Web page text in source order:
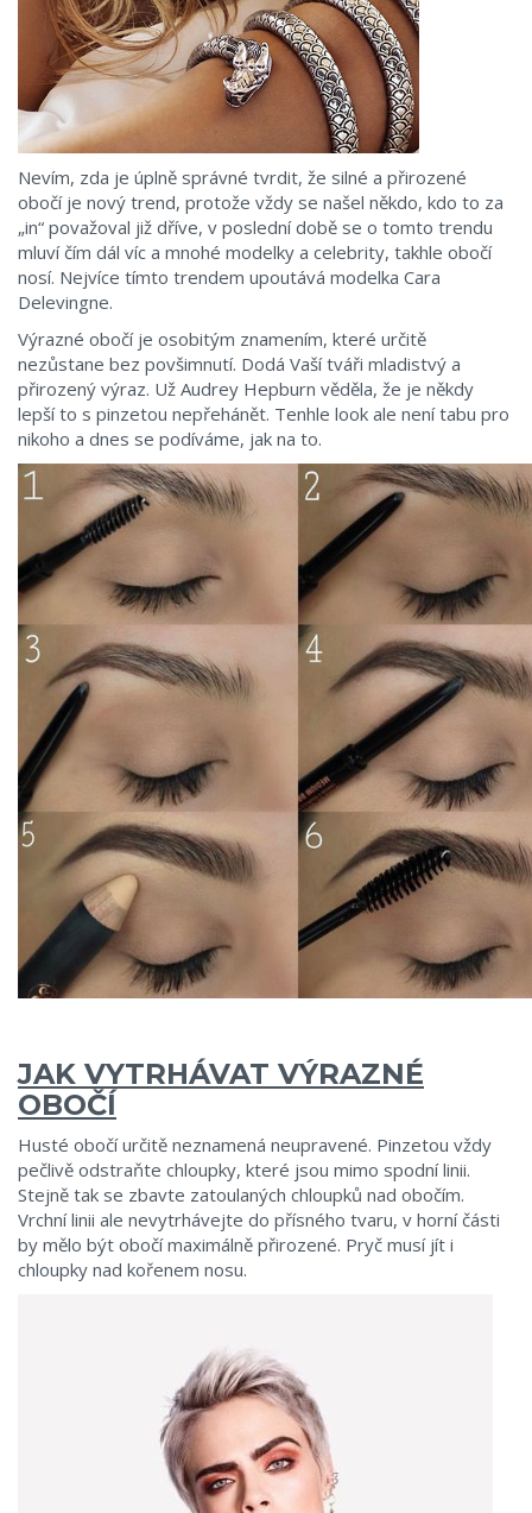
Nevím, zda je úplně správné tvrdit, že silné a přirozené
obočí je nový trend, protože vždy se našel někdo, kdo to za
„in“ považoval již dříve, v poslední době se o tomto trendu
mluví čím dál víc a mnohé modelky a celebrity, takhle obočí
nosí. Nejvíce tímto trendem upoutává modelka Cara
Delevingne.
Výrazné obočí je osobitým znamením, které určitě
nezůstane bez povšimnutí. Dodá Vaší tváři mladistvý a
přirozený výraz. Už Audrey Hepburn věděla, že je někdy
lepší to s pinzetou nepřehánět. Tenhle look ale není tabu pro
nikoho a dnes se podíváme, jak na to.
JAK VYTRHÁVAT VÝRAZNÉ
OBOČÍ
Husté obočí určitě neznamená neupravené. Pinzetou vždy
pečlivě odstraňte chloupky, které jsou mimo spodní linii.
Stejně tak se zbavte zatoulaných chloupků nad obočím.
Vrchní linii ale nevytrhávejte do přísného tvaru, v horní části
by mělo být obočí maximálně přirozené. Pryč musí jít i
chloupky nad kořenem nosu.